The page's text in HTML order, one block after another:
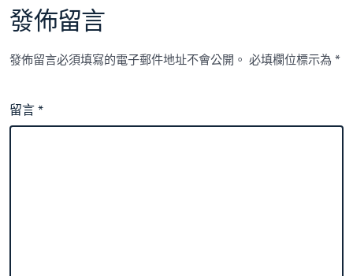
發佈留言
發佈留言必須填寫的電子郵件地址不會公開。 必填欄位標示為*
留言*